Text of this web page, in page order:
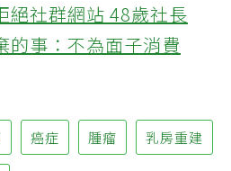
絕社群網站 48歲社長
的事：不為面子消費
癌症 腫瘤 乳房重建